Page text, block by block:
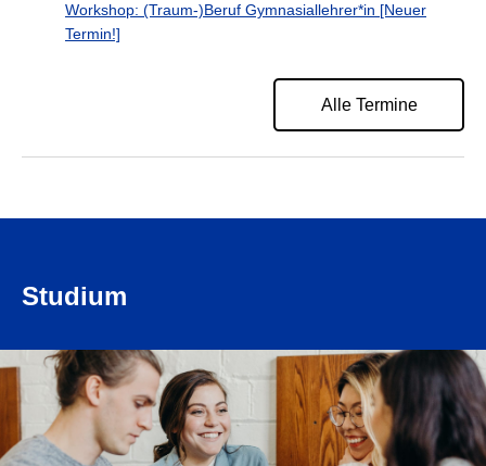
Workshop: (Traum-)Beruf Gymnasiallehrer*in [Neuer
Termin!]
Alle Termine
Studium